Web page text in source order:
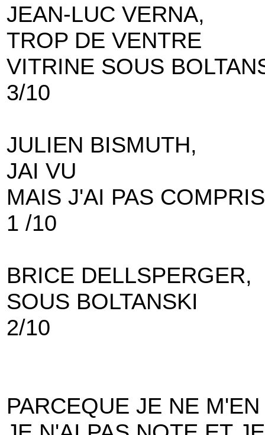
JEAN-LUC VERNA,
TROP DE VENTRE
VITRINE SOUS
3/10
JULIEN BISMUTH,
JAI VU
MAIS J'AI PAS COMPRIS
1 /10
BRICE DELLSPERGER,
SOUS BOLTANSKI
2/10
PARCEQUE JE NE